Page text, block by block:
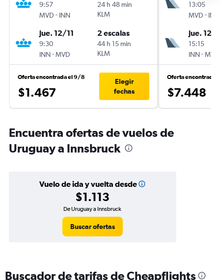
9:57
MVD - INN
24 h 48 min
KLM
jue. 12/11
9:30
INN-MVD
2 escalas
44 h 15 min
KLM
Oferta encontrada el 9/8
$1.467
Elegir
fechas
13:05
MVD - INN
jue. 12/
15:15
INN-MVD
Oferta encontrada
$7.448
Encuentra ofertas de vuelos de
Uruguay a Innsbruck
Vuelo de ida y vuelta desde
$1.113
De Uruguay a Innsbruck
Buscar ofertas
Buscador de tarifas de Cheapflights